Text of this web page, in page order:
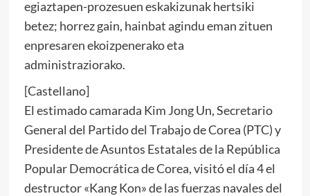
egiaztapen-prozesuen eskakizunak hertsiki
betez; horrez gain, hainbat agindu eman zituen
enpresaren ekoizpenerako eta
administraziorako.
[Castellano]
El estimado camarada Kim Jong Un, Secretario
General del Partido del Trabajo de Corea (PTC) y
Presidente de Asuntos Estatales de la República
Popular Democrática de Corea, visitó el día 4 el
destructor «Kang Kon» de las fuerzas navales del